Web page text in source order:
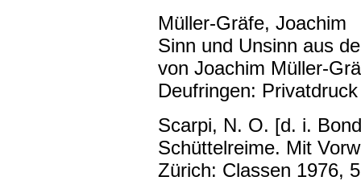
Müller-Gräfe, Joachim
Sinn und Unsinn aus
von Joachim Müller-
Deufringen:
Scarpi, N. O. [d. i.
Schüttelreime. Mit
Zürich: Classen 1976,